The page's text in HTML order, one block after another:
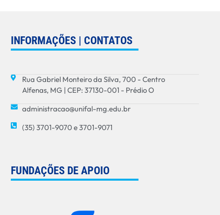
INFORMAÇÕES | CONTATOS
Rua Gabriel Monteiro da Silva, 700 - Centro
Alfenas, MG | CEP: 37130-001 - Prédio O
administracao@unifal-mg.edu.br
(35) 3701-9070 e 3701-9071
FUNDAÇÕES DE APOIO